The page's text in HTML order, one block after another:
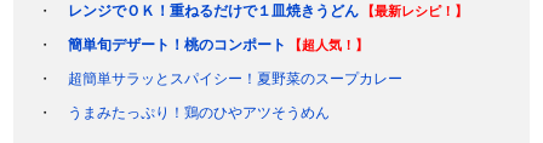
レンジでＯＫ！重ねるだけで１皿焼きうどん 【最新レシピ！】
簡単旬デザート！桃のコンポート 【超人気！】
超簡単サラッとスパイシー！夏野菜のスープカレー
うまみたっぷり！鶏のひやアツそうめん